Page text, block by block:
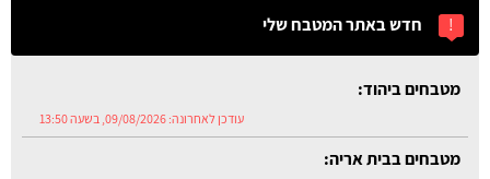
! חדש באתר המטבח שלי
מטבחים ביהוד:
עודכן לאחרונה: 09/08/2026, בשעה 13:50
מטבחים בבית אריה: